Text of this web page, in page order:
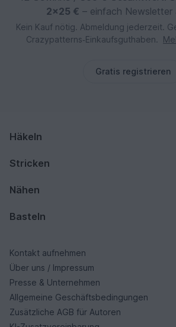
2×25 € – einfach Newsletter
Kein Kauf nötig. Abmeldung jederzeit.
Crazypatterns‑Einkaufsguthaben.
Gratis registrieren
Häkeln
Stricken
Nähen
Basteln
Kontakt aufnehmen
Über uns / Impressum
Presse & Unternehmen
Allgemeine Geschäftsbedingungen
Zusätzliche AGB für Autoren